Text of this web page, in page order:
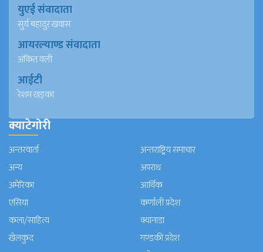
युएई संवादाता
सुर्य बहादुर खवास
आयरल्याण्ड संवादाता
अंकित वली
आईटी
रेशम खड्का
क्याटेगोरी
अन्तरवार्ता
अन्तराष्ट्रिय समाचार
अन्य
अपराध
अमेरिका
आर्थिक
एसिया
कर्णाली प्रदेश
कला/साहित्य
क्यानाडा
खेलकुद
गण्डकी प्रदेश